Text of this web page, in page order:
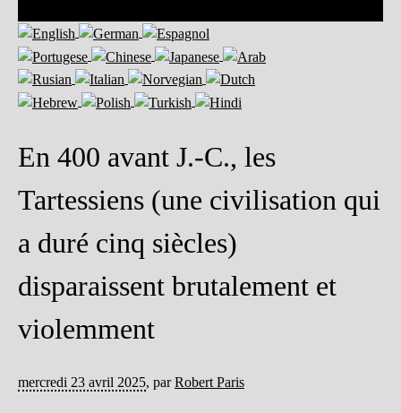
En 400 avant J.-C., les
Tartessiens (une civilisation qui
a duré cinq siècles)
disparaissent brutalement et
violemment
mercredi 23 avril 2025, parRobert Paris